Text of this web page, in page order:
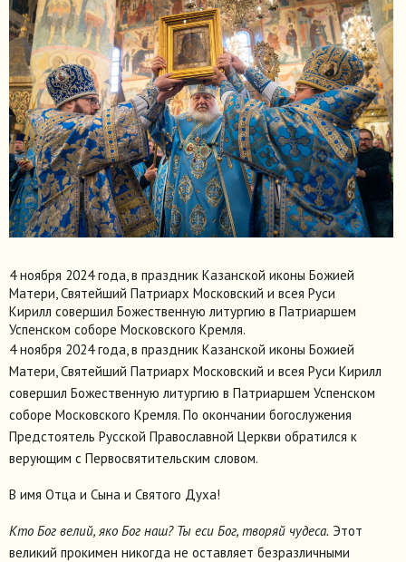
4 ноября 2024 года, в праздник Казанской иконы Божией
Матери, Святейший Патриарх Московский и всея Руси
Кирилл совершил Божественную литургию в Патриаршем
Успенском соборе Московского Кремля.
4 ноября 2024 года, в праздник Казанской иконы Божией
Матери, Святейший Патриарх Московский и всея Руси Кирилл
совершил Божественную литургию в Патриаршем Успенском
соборе Московского Кремля. По окончании богослужения
Предстоятель Русской Православной Церкви обратился к
верующим с Первосвятительским словом.
В имя Отца и Сына и Святого Духа!
Кто Бог велий, яко Бог наш? Ты еси Бог, творяй чудеса. Этот
великий прокимен никогда не оставляет безразличными